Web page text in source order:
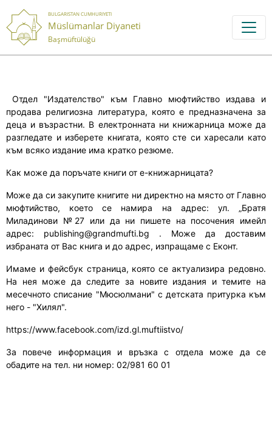
BULGARISTAN CUMHURIYETI
Müslümanlar Diyaneti
Başmüftülüğü
Отдел "Издателство" към Главно мюфтийство издава и
продава религиозна литература, която е предназначена за
деца и възрастни. В електронната ни книжарница може да
разгледате и изберете книгата, която сте си харесали като
към всяко издание има кратко резюме.
Как може да поръчате книги от е-книжарницата?
Може да си закупите книгите ни директно на мястоот Главно
мюфтийство, което се намира на адрес: ул. „Братя
Миладинови №27 или да ни пишете на посочения имейл
адрес: publishing@grandmufti.bg .
Може да доставим
избраната от Вас книга и до адрес, изпращаме с Еконт.
Имаме и фейсбук страница, която се актуализира редовно.
На нея може да следите за новите издания и темите на
месечното списание "Мюсюлмани" с детската притурка към
него - "Хилял".
https://www.facebook.com/izd.gl.muftiistvo/
За повече информация и връзка с отдела може да се
обадите на тел. ни номер: 02/981 60 01